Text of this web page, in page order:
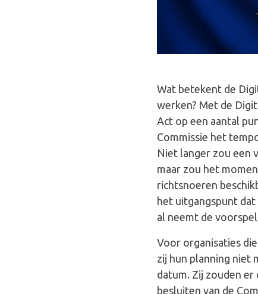
Wat betekent de
werken? Met de
Act op een aantal
Commissie het
Niet langer zou een
maar zou het
richtsnoeren
het uitgangspunt
al neemt de
Voor organisaties
zij hun planning niet
datum. Zij zouden
besluiten van de